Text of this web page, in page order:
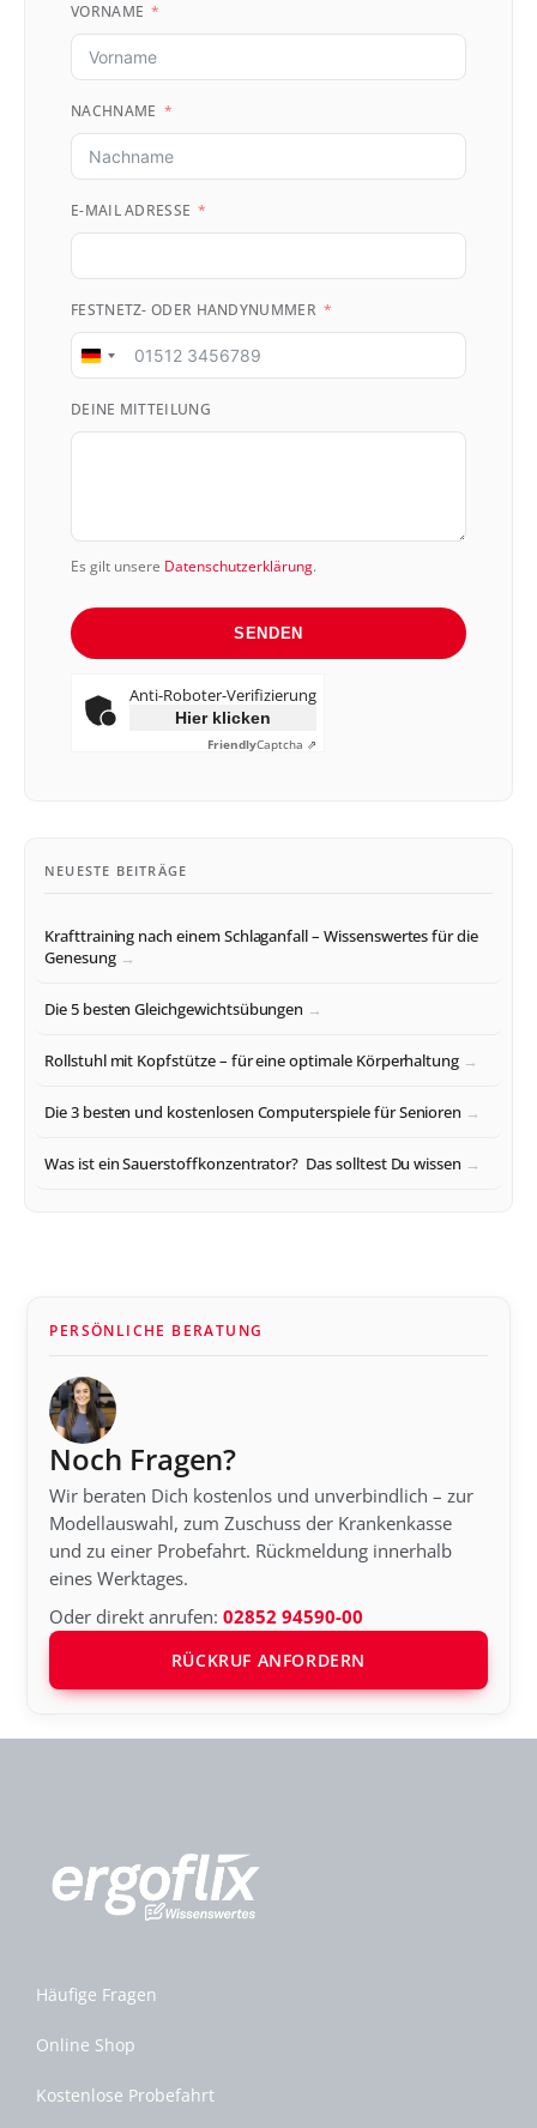
VORNAME
NACHNAME
E-MAIL ADRESSE
FESTNETZ- ODER HANDYNUMMER
Germany
DEINE MITTEILUNG
Es gilt unsere Datenschutzerklärung.
SENDEN
Anti-Roboter-Verifizierung
Hier klicken
FriendlyCaptcha ⇗
NEUESTE BEITRÄGE
Krafttraining nach einem Schlaganfall – Wissenswertes für die
Genesung
Die 5 besten Gleichgewichtsübungen
Rollstuhl mit Kopfstütze – für eine optimale Körperhaltung
Die 3 besten und kostenlosen Computerspiele für Senioren
Was ist ein Sauerstoffkonzentrator? Das solltest Du wissen
PERSÖNLICHE BERATUNG
Noch Fragen?
Wir beraten Dich kostenlos und unverbindlich – zur
Modellauswahl, zum Zuschuss der Krankenkasse
und zu einer Probefahrt. Rückmeldung innerhalb
eines Werktages.
Oder direkt anrufen:02852 94590-00
RÜCKRUF ANFORDERN
Häufige Fragen
Online Shop
Kostenlose Probefahrt